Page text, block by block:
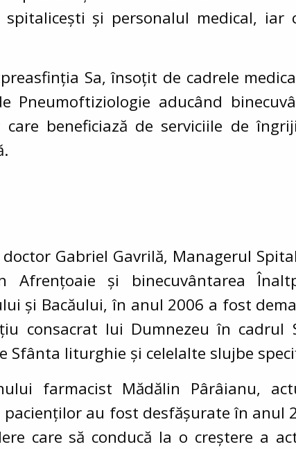
spitalicești și personalul medical,
Sa, însoțit de cadrele
Pneumoftiziologie aducând
care beneficiază de serviciile de
Gabriel Gavrilă, Managerul
Afrențoaie și binecuvântarea
și Bacăului, în anul 2006 a fost
consacrat lui Dumnezeu în cadrul
Sfânta liturghie și celelalte slujbe
farmacist Mădălin Pârâianu,
au fost desfășurate în anul
care să conducă la o creștere a